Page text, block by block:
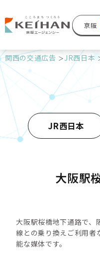
京阪
関西の交通広告 JR西日本
JR西日本
大阪駅
大阪駅桜橋地下通路で
線との乗り換えご利用者
能な媒体です。